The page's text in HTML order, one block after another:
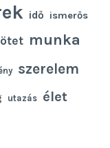
idő ismerős
munka
szerelem
utazás élet